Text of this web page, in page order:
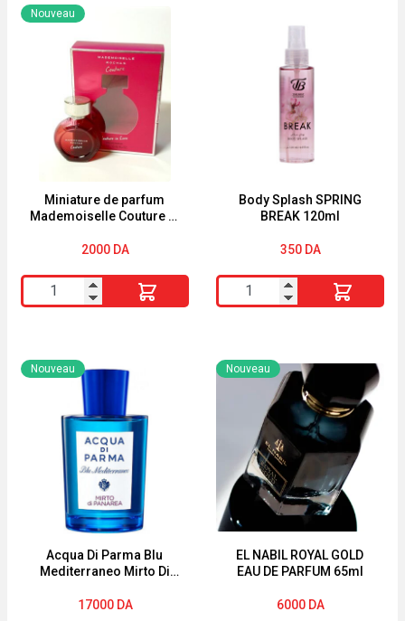
Miniature de parfum
Mademoiselle Couture in
Nouveau
2000 DA
quantité
de
de
parfum
Mademoiselle
Couture
Rochas
4,5ml
Body Splash SPRING
BREAK 120ml
350 DA
quantité
de
Splash
SPRING
Acqua Di Parma Blu
Mediterraneo Mirto Di
Spray 75ml
Nouveau
17000 DA
EL NABIL ROYAL GOLD
EAU DE PARFUM 65ml
Nouveau
6000 DA